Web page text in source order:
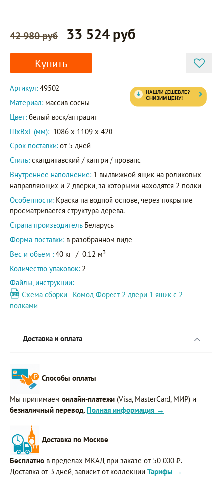
42 980 руб 33 524 руб
Купить
Артикул: 49502
Материал: массив сосны
Цвет: белый воск/антрацит
ШxВxГ (мм): 1086 x 1109 x 420
Срок поставки: от 5 дней
Стиль: скандинавский / кантри / прованс
Внутреннее наполнение: 1 выдвижной ящик на роликовых
направляющих и 2 дверки, за которыми находятся 2 полки
Особенности: Краска на водной основе, через покрытие
просматривается структура дерева.
Страна производитель Беларусь
Форма поставки: в разобранном виде
Вес и объем : 40 кг / 0.12 м3
Количество упаковок: 2
Файлы, инструкции:
Схема сборки - Комод Форест 2 двери 1 ящик с 2
полками
Доставка и оплата
Способы оплаты
Мы принимаем онлайн-платежи (Visa, MasterCard, МИР) и
безналичный перевод. Полная информация →
Доставка по Москве
Бесплатно в пределах МКАД при заказе от 50 000 ₽.
Доставка от 3 дней, зависит от коллекции Тарифы →